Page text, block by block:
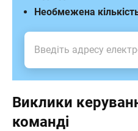
Необмежена
Виклики
команді